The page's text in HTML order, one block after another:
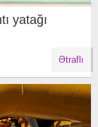
yatağı
Ətraflı